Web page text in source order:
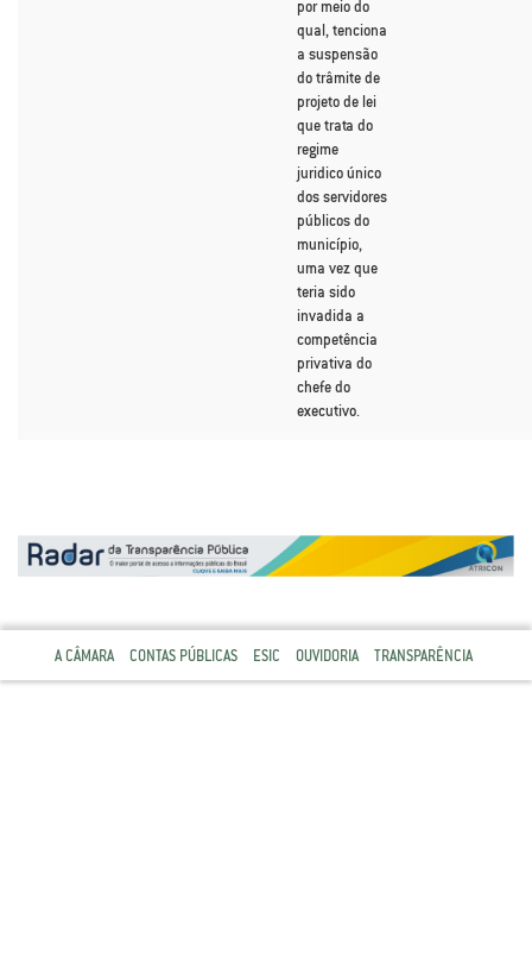
por meio do
qual, tenciona
a suspensão
do trâmite de
projeto de lei
que trata do
regime
juridico único
dos servidores
públicos do
município,
uma vez que
teria sido
invadida a
competência
privativa do
chefe do
executivo.
A CÂMARA CONTAS PÚBLICAS ESIC OUVIDORIA TRANSPARÊNCIA